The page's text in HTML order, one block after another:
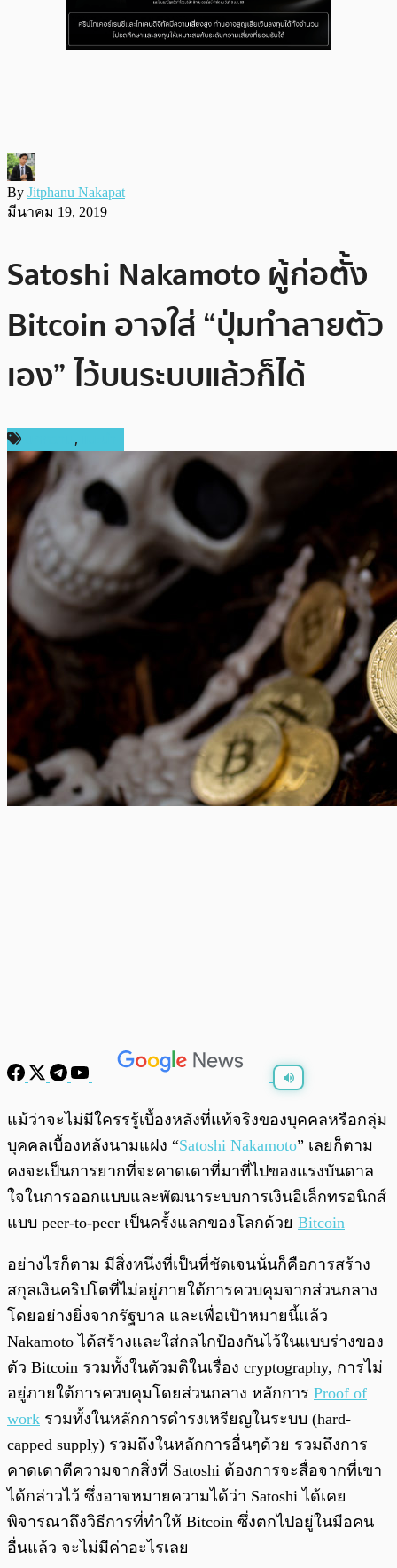
By Jitphanu Nakapat
มีนาคม 19, 2019
Satoshi Nakamoto ผู้ก่อตั้ง
Bitcoin อาจใส่ “ปุ่มทำลายตัว
เอง” ไว้บนระบบแล้วก็ได้
,
พร้อมเล่น 0:00
แม้ว่าจะไม่มีใครรรู้เบื้องหลังที่แท้จริงของบุคคลหรือกลุ่ม
บุคคลเบื้องหลังนามแฝง “Satoshi Nakamoto” เลยก็ตาม
คงจะเป็นการยากที่จะคาดเดาที่มาที่ไปของแรงบันดาล
ใจในการออกแบบและพัฒนาระบบการเงินอิเล็กทรอนิกส์
แบบ peer-to-peer เป็นครั้งแลกของโลกด้วย Bitcoin
อย่างไรก็ตาม มีสิ่งหนึ่งที่เป็นที่ชัดเจนนั่นก็คือการสร้าง
สกุลเงินคริปโตที่ไม่อยู่ภายใต้การควบคุมจากส่วนกลาง
โดยอย่างยิ่งจากรัฐบาล และเพื่อเป้าหมายนี้แล้ว
Nakamoto ได้สร้างและใส่กลไกป้องกันไว้ในแบบร่างของ
ตัว Bitcoin รวมทั้งในตัวมติในเรื่อง cryptography, การไม่
อยู่ภายใต้การควบคุมโดยส่วนกลาง หลักการ Proof of
work รวมทั้งในหลักการดำรงเหรียญในระบบ (hard-
capped supply) รวมถึงในหลักการอื่นๆด้วย รวมถึงการ
คาดเดาตีความจากสิ่งที่ Satoshi ต้องการจะสื่อจากที่เขา
ได้กล่าวไว้ ซึ่งอาจหมายความได้ว่า Satoshi ได้เคย
พิจารณาถึงวิธีการที่ทำให้ Bitcoin ซึ่งตกไปอยู่ในมือคน
อื่นแล้ว จะไม่มีค่าอะไรเลย